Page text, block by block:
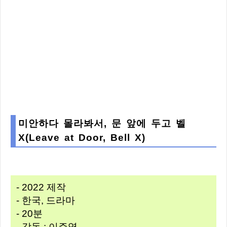
미안하다 몰라봐서, 문 앞에 두고 벨
X(Leave at Door, Bell X)
- 2022 제작
- 한국, 드라마
- 20분